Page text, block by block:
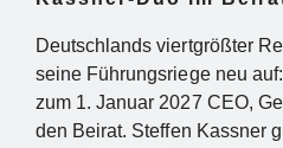
Deutschlands viertgrößter
seine Führungsriege neu
zum 1. Januar 2027 CEO,
den Beirat. Steffen Kassner